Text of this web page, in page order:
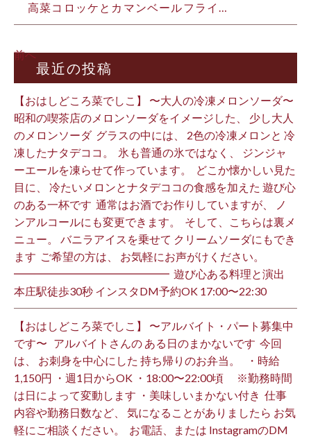
高菜コロッケとカマンベールフライ…
前へ
最近の投稿
【おはしどころ菜でしこ】 〜大人の冷凍メロンソーダ〜 ⁡
昭和の喫茶店のメロンソーダをイメージした、 少し大人
のメロンソーダ ⁡ グラスの中には、 2色の冷凍メロンと 冷
凍したナタデココ。 ⁡ 氷も普通の氷ではなく、 ジンジャ
ーエールを凍らせて作っています。 ⁡ どこか懐かしい見た
目に、 冷たいメロンとナタデココの食感を加えた 遊び心
のある一杯です ⁡ 通常はお酒でお作りしていますが、 ノ
ンアルコールにも変更できます。 ⁡ そして、こちらは裏メ
ニュー。 バニラアイスを乗せて クリームソーダにもでき
ます ⁡ ご希望の方は、 お気軽にお声がけください。 ⁡
━━━━━━━━━━━━━━ ⁡ 遊び心ある料理と演出
本庄駅徒歩30秒 インスタDM予約OK 17:00〜22:30 ⁡
【おはしどころ菜でしこ】 〜アルバイト・パート募集中
です〜 ⁡ ⁡ アルバイトさんの ある日のまかないです ⁡ 今回
は、 お刺身を中心にした 持ち帰りのお弁当。 ⁡ ⁡ ・時給
1,150円 ・週1日からOK ・18:00〜22:00頃 ※勤務時間
は日によって変動します ・美味しいまかない付き ⁡ 仕事
内容や勤務日数など、 気になることがありましたら お気
軽にご相談ください。 ⁡ お電話、または InstagramのDM